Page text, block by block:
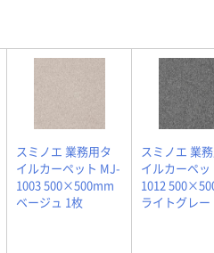
スミノエ 業務用タ
イルカーペット MJ-
1003 500×500mm
ベージュ 1枚
スミノエ 業
イルカーペ
1012
ライトグレー